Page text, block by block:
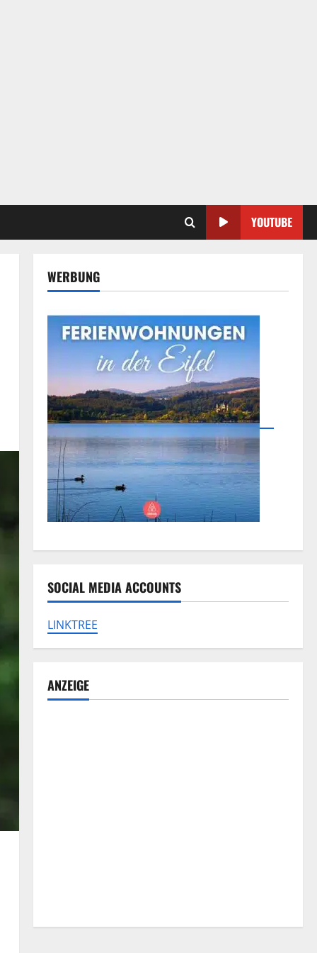
YOUTUBE
WERBUNG
SOCIAL MEDIA ACCOUNTS
LINKTREE
ANZEIGE